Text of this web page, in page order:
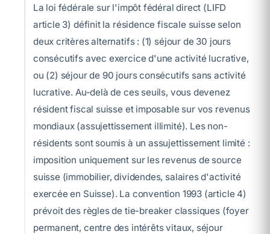
La loi fédérale sur l'impôt fédéral direct (LIFD
article 3) définit la résidence fiscale suisse selon
deux critères alternatifs : (1) séjour de 30 jours
consécutifs avec exercice d'une activité lucrative,
ou (2) séjour de 90 jours consécutifs sans activité
lucrative. Au-delà de ces seuils, vous devenez
résident fiscal suisse et imposable sur vos revenus
mondiaux (assujettissement illimité). Les non-
résidents sont soumis à un assujettissement limité :
imposition uniquement sur les revenus de source
suisse (immobilier, dividendes, salaires d'activité
exercée en Suisse). La convention 1993 (article 4)
prévoit des règles de tie-breaker classiques (foyer
permanent, centre des intérêts vitaux, séjour